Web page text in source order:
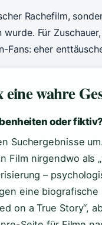
Rachefilm,
Für
Fans: eher
wahre
oder
Suchergebnisse
Film nirgendwo als
–
eine
on a True Story“,